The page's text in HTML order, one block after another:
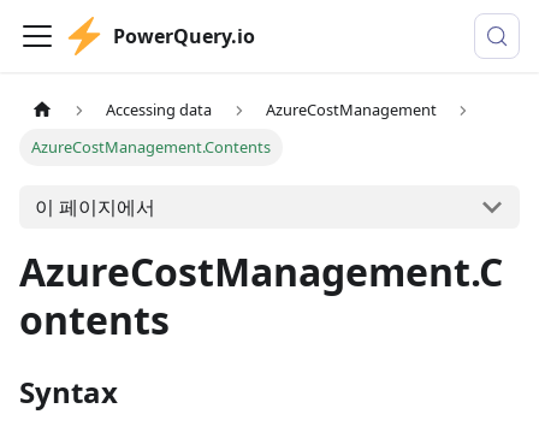
PowerQuery.io
Accessing data
AzureCostManagement
AzureCostManagement.Contents
이 페이지에서
AzureCostManagement.C
ontents
Syntax